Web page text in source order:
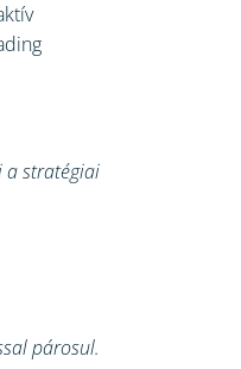
a stratégiai
párosul.